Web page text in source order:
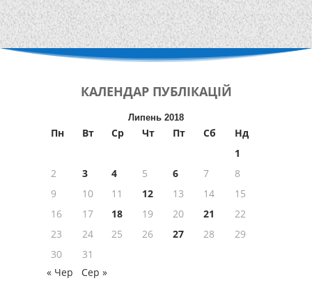
КАЛЕНДАР ПУБЛІКАЦІЙ
Липень 2018
Пн Вт Ср Чт Пт Сб
Нд
1
2
3 4 5 6 7
8
9
10 11 12 13 14
15
16
17 18 19 20 21
22
23
24 25 26 27 28
29
30
31
« Чер
Сер »